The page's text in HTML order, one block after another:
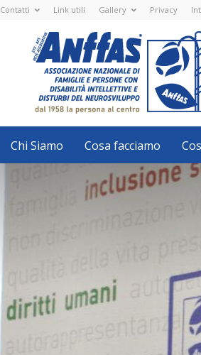
Contatti Link utili Gallery Privacy
Nazionale
ETS
-
APS
Associazione
Nazionale
di
Famiglie
e
con
disabilità
intellettive
neurosviluppo
Chi Siamo Cosa facciamo